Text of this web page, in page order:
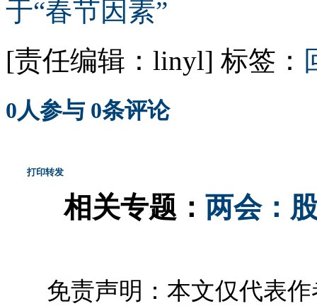
[责任编辑：linyl] 标签：
0人参与 0条评论
打印转发
相关专题： 两会：
免责声明：本文仅代表